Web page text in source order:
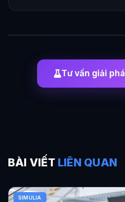
Tư vấn giải
BÀI VIẾT LIÊN QUAN
SIMULIA